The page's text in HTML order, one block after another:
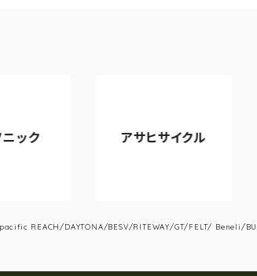
アサヒサイクル
REACH/DAYTONA/BESV/RITEWAY/GT/FELT/ Beneli/